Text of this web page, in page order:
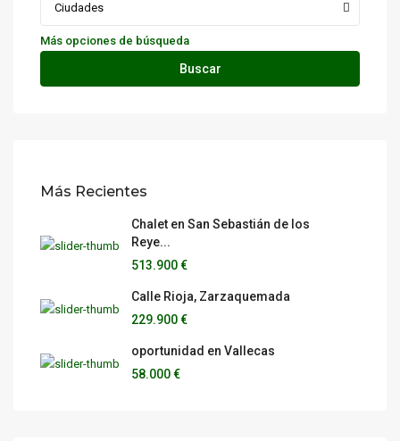
Ciudades
Más opciones de búsqueda
Buscar
Más Recientes
Chalet en San Sebastián de los
Reye...
513.900 €
Calle Rioja, Zarzaquemada
229.900 €
oportunidad en Vallecas
58.000 €